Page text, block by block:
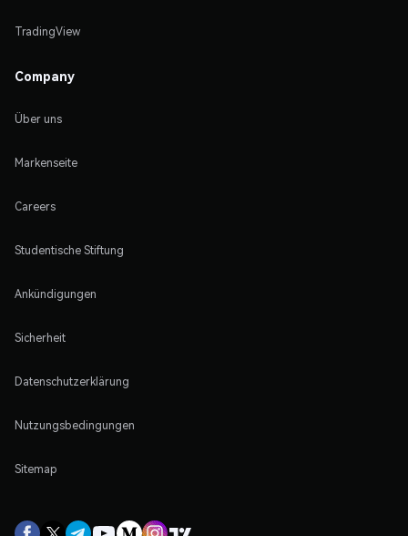
TradingView
Company
Über uns
Markenseite
Careers
Studentische Stiftung
Ankündigungen
Sicherheit
Datenschutzerklärung
Nutzungsbedingungen
Sitemap